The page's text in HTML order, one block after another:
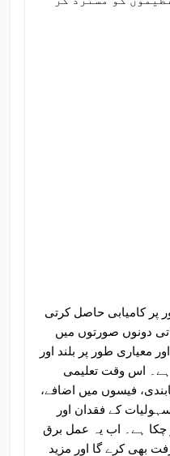
پر کامیابی حاصل کرتی
دونوں صورتوں میں
معیاری طور پر بلند اور
ہے۔ اس وقت تعلیمی
فیسوں میں اضافے،
کے فقدان اور
چکا ہے۔ اب یہ عمل برق
بھی کرے گا اور مزید